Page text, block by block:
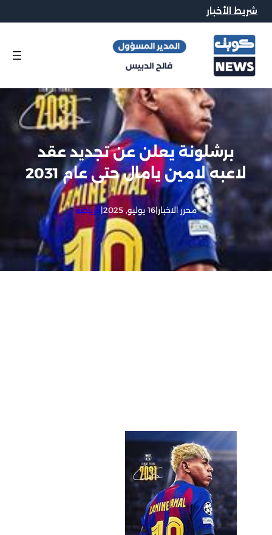
شريط الأخبار
برشلونة يعلن عن تجديد عقد
لاعبه لامين يامال حتى عام 2031
محرر الاخبار|16 يوليو, 2025 |الرياضه